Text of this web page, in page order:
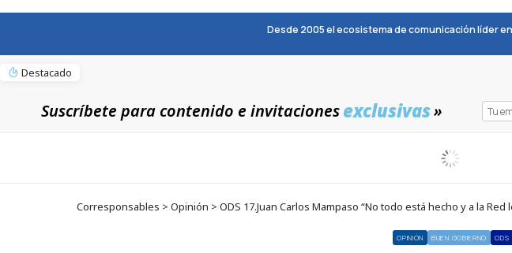
Desde 2005 el ecosistema de comunicación líder en
Destacado
Suscríbete para contenido e invitacionesexclusivas»
Corresponsables > Opinión > ODS 17.Juan Carlos Mampaso “No todo está hecho y a la
OPINIÓN BUEN GOBIERNO ODS